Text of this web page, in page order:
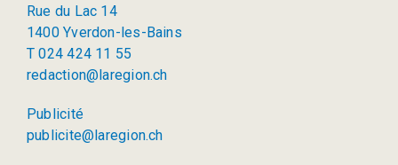
Rue du Lac 14
1400 Yverdon-les-Bains
T 024 424 11 55
redaction@laregion.ch
Publicité
publicite@laregion.ch